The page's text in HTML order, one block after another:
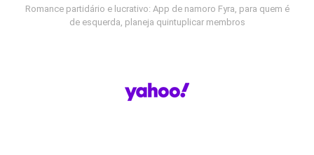
Romance partidário e lucrativo: App de namoro Fyra, para quem é
de esquerda, planeja quintuplicar membros